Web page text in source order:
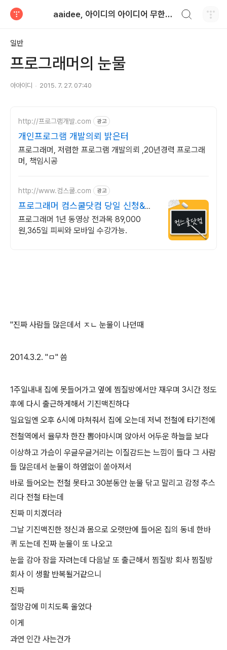
aaidee, 아이디의 아이디어 무한도전
일반
프로그래머의 눈물
아아이디 2015. 7. 27. 07:40
http://프로그램개발.com 광고
개인프로그램 개발의뢰 밝은터
프로그래머, 저렴한 프로그램 개발의뢰 ,20년경력 프로그래
머, 책임시공
http://www.컴스쿨.com 광고
프로그래머 컴스쿨닷컴 당일 신청&결
제시 기프티콘!
프로그래머 1년 동영상 전과목 89,000
원,365일 피씨와 모바일 수강가능.
"진짜 사람들 많은데서 ㅈㄴ 눈물이 나던때
2014.3.2. "ㅁ" 씀
1주일내내 집에 못들어가고 옆에 찜질방에서만 재우며 3시간 정도
후에 다시 출근하게해서 기진맥진하다
일요일엔 오후 6시에 마쳐줘서 집에 오는데 저녁 전철에 타기전에
전철역에서 율무차 한잔 뽑아마시며 앉아서 어두운 하늘을 보다
이상하고 가슴이 우글우글거리는 이질감드는 느낌이 들다 그 사람
들 많은데서 눈물이 하염없이 쏟아져서
바로 들어오는 전철 못타고 30분동안 눈물 닦고 말리고 감정 추스
리다 전철 타는데
진짜 미치겠더라
그날 기진맥진한 정신과 몸으로 오랫만에 들어온 집의 동네 한바
퀴 도는데 진짜 눈물이 또 나오고
눈을 감아 잠을 자려는데 다음날 또 출근해서 찜질방 회사 찜질방
회사 이 생활 반복될거같으니
진짜
절망감에 미치도록 울었다
이게
과연 인간 사는건가